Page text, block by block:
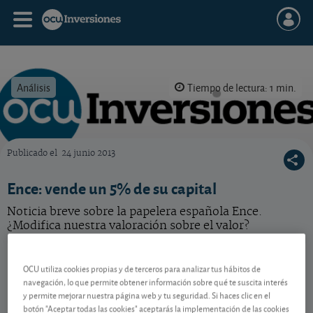
Análisis Tiempo de lectura: 1 min.
Publicado el 24 junio 2013
Ence: vende un 5% de su capital
Noticia breve sobre la papelera española Ence.
¿Modifica nuestra valoración sobre el valor?
ES0130625512
07/08/2026 Madrid
-0,024 EUR (-0,91 %)
OCU utiliza cookies propias y de terceros para analizar tus hábitos de
navegación, lo que permite obtener información sobre qué te suscita interés
y permite mejorar nuestra página web y tu seguridad. Si haces clic en el
botón "Aceptar todas las cookies" aceptarás la implementación de las cookies